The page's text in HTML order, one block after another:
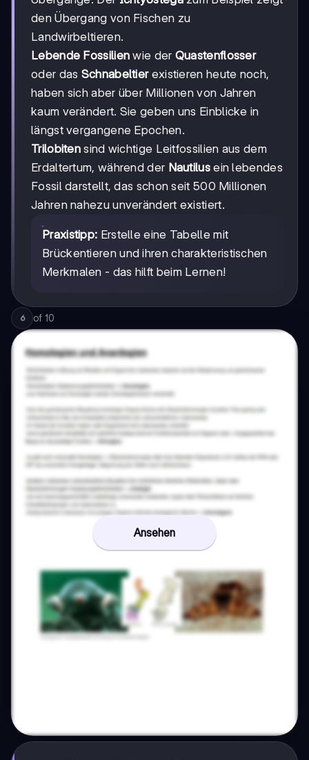
den Übergang von Fischen zu
Landwirbeltieren.
Lebende Fossilien wie der Quastenflosser
oder das Schnabeltierexistieren heute noch,
haben sich aber über Millionen von Jahren
kaum verändert. Sie geben uns Einblicke in
längst vergangene Epochen.
Trilobiten sind wichtige Leitfossilien aus dem
Erdaltertum, während der Nautilusein lebendes
Fossil darstellt, das schon seit 500 Millionen
Jahren nahezu unverändert existiert.
Praxistipp: Erstelle eine Tabelle mit
Brückentieren und ihren charakteristischen
Merkmalen - das hilft beim Lernen!
6 of 10
Ansehen